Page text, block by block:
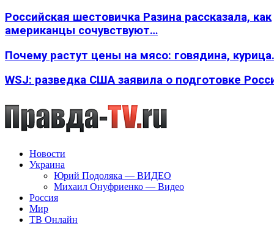
Российская шестовичка Разина рассказала, как
американцы сочувствуют…
Почему растут цены на мясо: говядина,
WSJ: разведка США заявила о подготовке
Новости
Украина
Юрий Подоляка — ВИДЕО
Михаил Онуфриенко — Видео
Россия
Мир
ТВ Онлайн